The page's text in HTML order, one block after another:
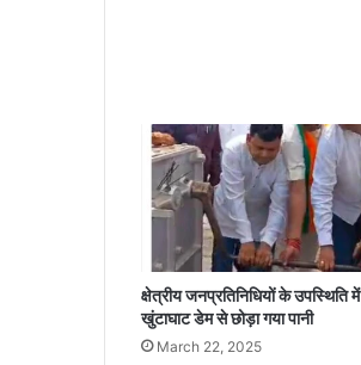
2
5
आ
क्षेत्रीय जनप्रतिनिधियों के उपस्थिति में
खुंटाघाट डेम से छोड़ा गया पानी
March 22, 2025